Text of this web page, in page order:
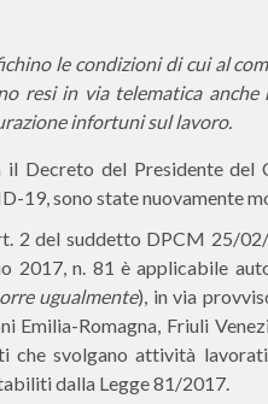
le condizioni di cui al
resi in via telematica
infortuni sul lavoro.
il Decreto del Presidente
19, sono state nuovamente
2 del suddetto DPCM 25/
2017, n. 81 è applicabile
ugualmente), in via
Emilia-Romagna, Friuli
che svolgano attività
dalla Legge 81/2017.